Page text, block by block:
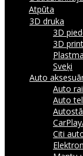
Atpūta
3D druka
3D
3D
Sveķi
Auto
Auto
Auto
Citi